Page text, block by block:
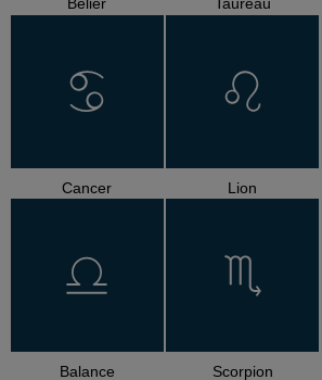
Bélier Taureau
Cancer Lion
Balance Scorpion